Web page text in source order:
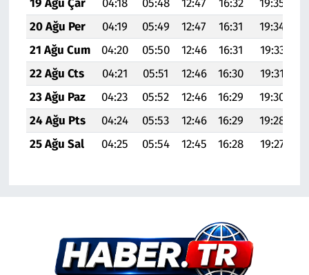
19 Ağu Çar
04:18 05:48 12:47 16:32 19:35
20 Ağu Per
04:19 05:49 12:47 16:31 19:34
21 Ağu Cum
04:20 05:50 12:46 16:31 19:33
22 Ağu Cts
04:21 05:51 12:46 16:30 19:31
23 Ağu Paz
04:23 05:52 12:46 16:29 19:30
24 Ağu Pts
04:24 05:53 12:46 16:29 19:28
25 Ağu Sal
04:25 05:54 12:45 16:28 19:27